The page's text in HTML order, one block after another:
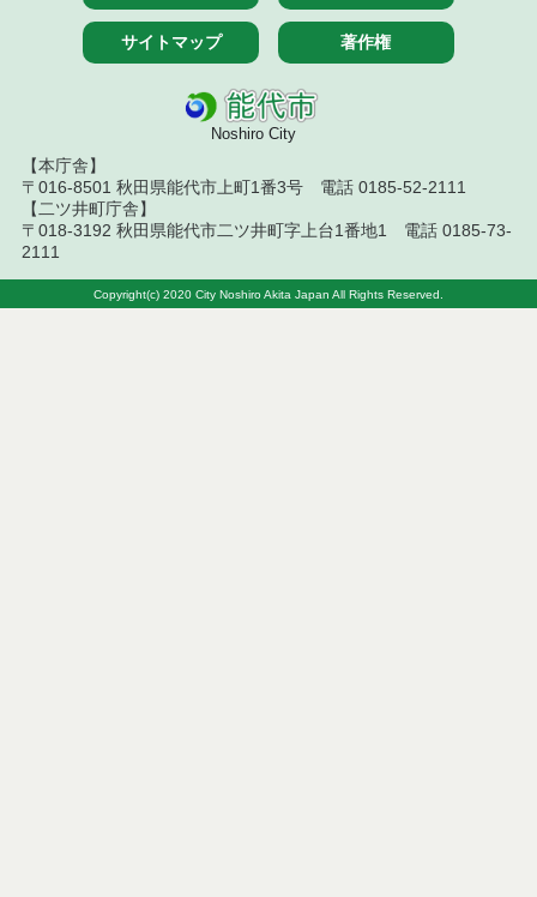
７月１４日公告開始 建設工事（条件付一般競争入
札）（電子入札）
７月１４日公告開始 建設コンサルタント等（条件
付一般競争入札）（電子入札）
令和８年７月１４日執行 建設コンサルタント等入
札結果（条件付一般競争入札）
令和８年７月１０日執行 物品（応募型入札等）結
令和８年７月１０日執行 委託・賃貸借等入札結果
サイトマップ 著作権
Noshiro City
【本庁舎】
〒016-8501 秋田県能代市上町1番3号 電話 0185-52-2111
【二ツ井町庁舎】
〒018-3192 秋田県能代市二ツ井町字上台1番地1 電話 0185-73-
2111
Copyright(c) 2020 City Noshiro Akita Japan All Rights Reserved.